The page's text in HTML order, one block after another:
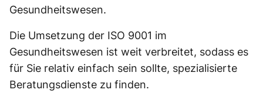
Gesundheitswesen.
Die Umsetzung der ISO 9001 im
Gesundheitswesen ist weit verbreitet, sodass es
für Sie relativ einfach sein sollte, spezialisierte
Beratungsdienste zu finden.